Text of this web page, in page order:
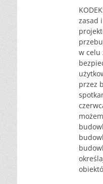
zasad
w celu
przez